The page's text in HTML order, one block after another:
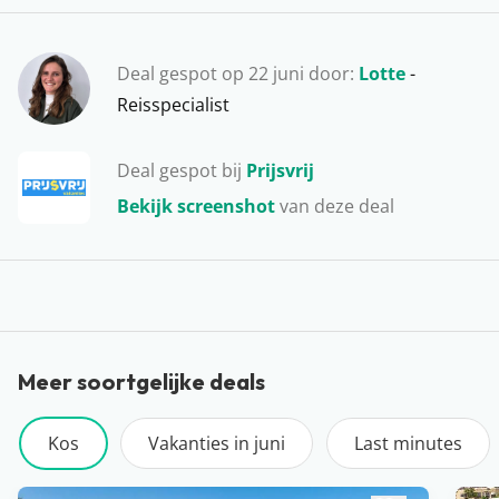
Deal gespot op 22 juni door: Lotte-
Reisspecialist
Deal gespot bij Prijsvrij
Bekijk screenshotvan deze deal
Psalidi. Hier kun je genieten van Griekse gerechten in
één van de vele tavernes of een leuke souvenirtje voor
thuis scoren. Huur je een auto, dan kun je gemakkelijk
naar de verschillende hotspots op het eiland rijden.
Meer soortgelijke deals
Kos Vakanties in juni Last minutes